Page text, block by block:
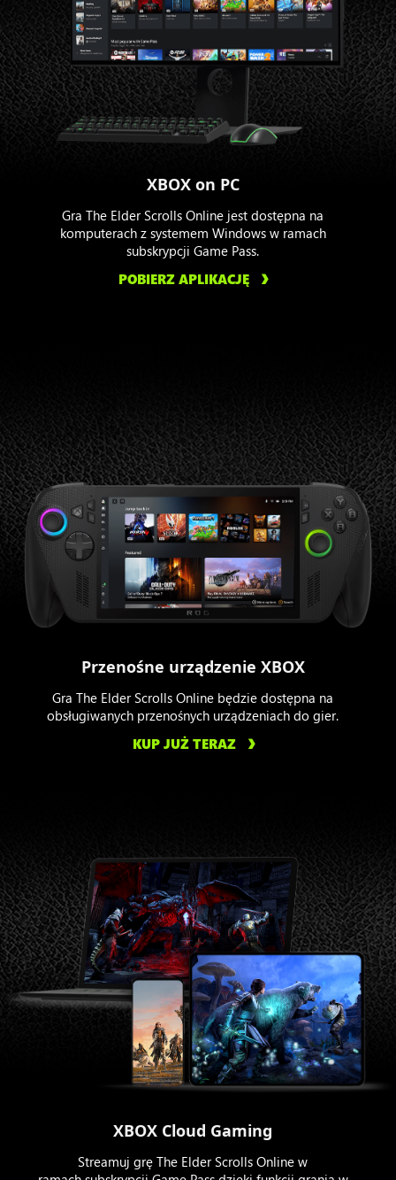
XBOX on PC
Gra The Elder Scrolls Online jest dostępna na
komputerach z systemem Windows w ramach
subskrypcji Game Pass.
POBIERZ APLIKACJĘ
Przenośne urządzenie XBOX
Gra The Elder Scrolls Online będzie dostępna na
obsługiwanych przenośnych urządzeniach do gier.
KUP JUŻ TERAZ
XBOX Cloud Gaming
Streamuj grę The Elder Scrolls Online w